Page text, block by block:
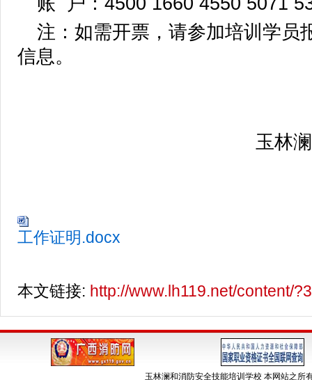
注：如需开票，请参加培训学员
信息。
玉林
工作证明.docx
本文链接: http://www.lh119.net/content/
玉林澜和消防安全技能培训学校 本网站之